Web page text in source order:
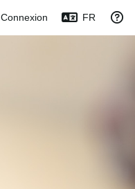
Connexion FR